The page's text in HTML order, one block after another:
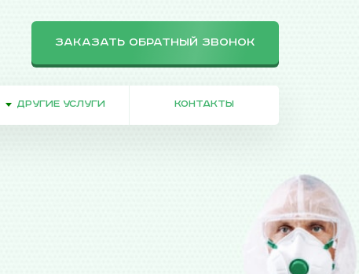
ЗАКАЗАТЬ ОБРАТНЫЙ ЗВОНОК
ДРУГИЕ УСЛУГИ КОНТАКТЫ